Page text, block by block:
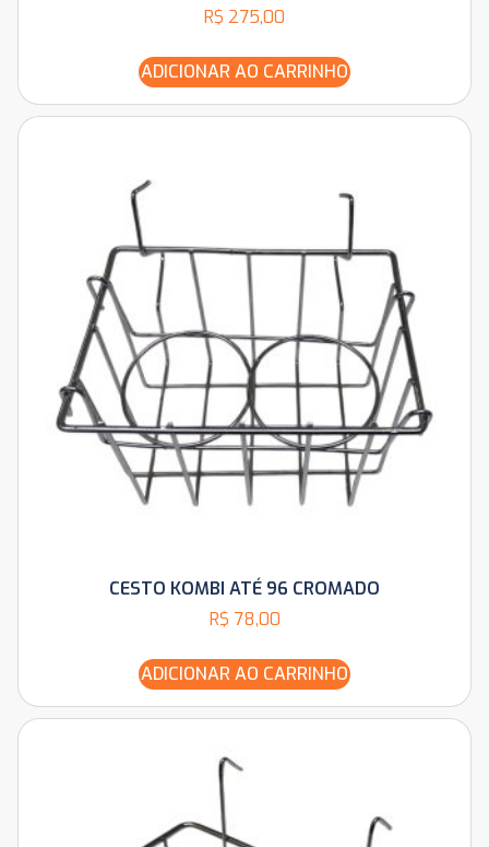
R$ 275,00
ADICIONAR AO CARRINHO
CESTO KOMBI ATÉ 96 CROMADO
R$ 78,00
ADICIONAR AO CARRINHO